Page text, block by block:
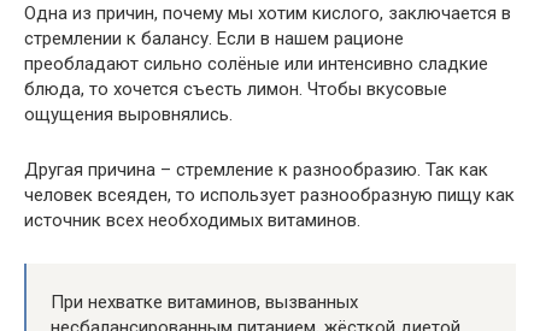
Одна из причин, почему мы хотим кислого, заключается в
стремлении к балансу. Если в нашем рационе
преобладают сильно солёные или интенсивно сладкие
блюда, то хочется съесть лимон. Чтобы вкусовые
ощущения выровнялись.
Другая причина – стремление к разнообразию. Так как
человек всеяден, то использует разнообразную пищу как
источник всех необходимых витаминов.
При нехватке витаминов, вызванных